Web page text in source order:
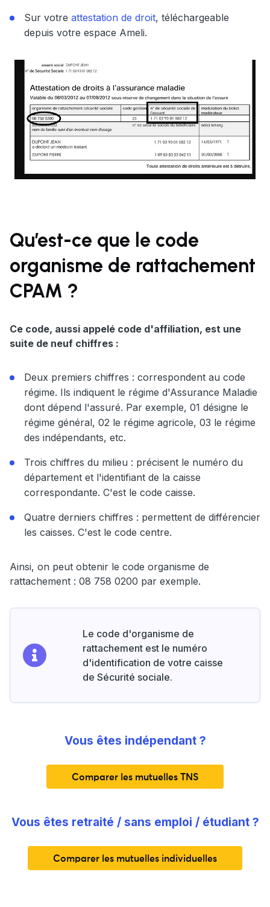
Sur votre attestation de droit, téléchargeable
depuis votre espace Ameli.
Qu’est-ce que le code
organisme de rattachement
CPAM ?
Ce code, aussi appelé code d'affiliation, est une
suite de neuf chiffres :
Deux premiers chiffres : correspondent au code
régime. Ils indiquent le régime d'Assurance Maladie
dont dépend l'assuré. Par exemple, 01 désigne le
régime général, 02 le régime agricole, 03 le régime
des indépendants, etc.
Trois chiffres du milieu : précisent le numéro du
département et l'identifiant de la caisse
correspondante. C'est le code caisse.
Quatre derniers chiffres : permettent de différencier
les caisses. C'est le code centre.
Ainsi, on peut obtenir le code organisme de
rattachement : 08 758 0200 par exemple.
Le code d'organisme de
rattachement est le numéro
d'identification de votre caisse
de Sécurité sociale.
Vous êtes indépendant ?
Comparer les mutuelles TNS
Vous êtes retraité / sans emploi / étudiant ?
Comparer les mutuelles individuelles